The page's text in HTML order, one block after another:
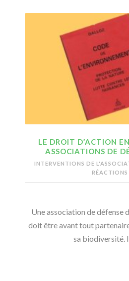
LE DROIT D’ACTION
ASSOCIATIONS DE
INTERVENTIONS DE
RÉACTIONS
Une association de défense
doit être avant tout
sa biodiversité.